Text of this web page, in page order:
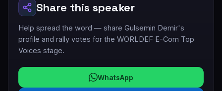
Share this speaker
Help spread the word — share Gulsemin Demir's
profile and rally votes for the WORLDEF E-Com Top
Voices stage.
WhatsApp